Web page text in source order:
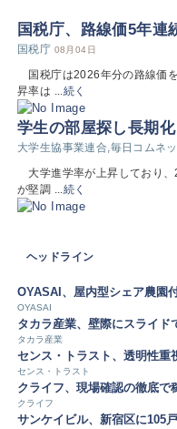
国税庁、路線価5年
国税庁 08月04日
国税庁は2026年分の路線価
昇率は ...続く
学生の部屋探し長期化
大学生協事業連合,毎日コムネ
大学進学率が上昇しており、
が堅調 ...続く
ヘッドライン
OYASAI、屋内型シェア農園
OYASAI
タカラ産業、壁際にスライド
タカラ産業
センス・トラスト、透明性重
センス・トラスト
クライフ、現場確認の徹底
クライフ
サンケイビル、新宿区に105